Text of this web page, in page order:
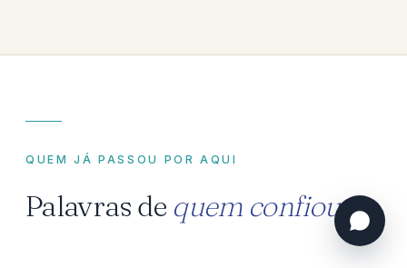
QUEM JÁ PASSOU POR AQUI
Palavras de quem confiou.